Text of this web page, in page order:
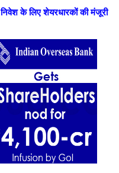
निवेश के लिए शेयरधारकों की मंजूरी